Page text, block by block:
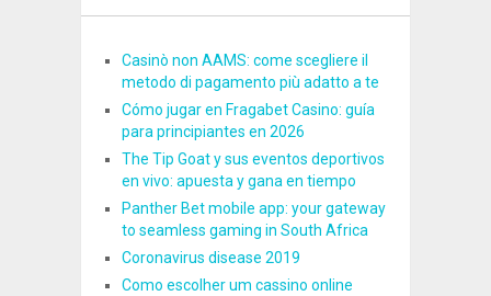
Casinò non AAMS: come scegliere il
metodo di pagamento più adatto a te
Cómo jugar en Fragabet Casino: guía
para principiantes en 2026
The Tip Goat y sus eventos deportivos
en vivo: apuesta y gana en tiempo
Panther Bet mobile app: your gateway
to seamless gaming in South Africa
Coronavirus disease 2019
Como escolher um cassino online